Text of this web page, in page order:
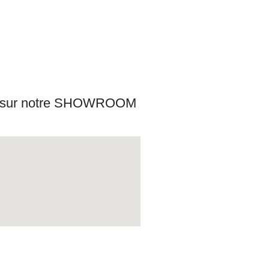
notre SHOWROOM